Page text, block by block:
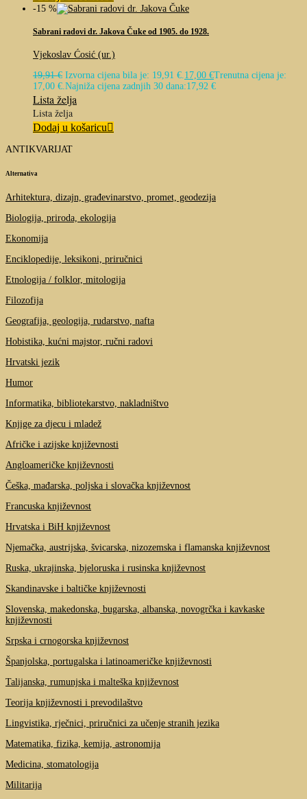
-15 %
Sabrani radovi dr. Jakova Čuke od 1905. do 1928.
Vjekoslav Ćosić (ur.)
19,91€ Izvorna cijena bila je: 19,91 €.17,00 €Trenutna cijena je:
17,00 €.Najniža cijena zadnjih 30 dana:17,92 €
Lista želja
Lista želja
Dodaj u košaricu
ANTIKVARIJAT
Alternativa
Arhitektura, dizajn, građevinarstvo, promet, geodezija
Biologija, priroda, ekologija
Ekonomija
Enciklopedije, leksikoni, priručnici
Etnologija / folklor, mitologija
Filozofija
Geografija, geologija, rudarstvo, nafta
Hobistika, kućni majstor, ručni radovi
Hrvatski jezik
Humor
Informatika, bibliotekarstvo, nakladništvo
Knjige za djecu i mladež
Afričke i azijske književnosti
Angloameričke književnosti
Češka, mađarska, poljska i slovačka književnost
Francuska književnost
Hrvatska i BiH književnost
Njemačka, austrijska, švicarska, nizozemska i flamanska književnost
Ruska, ukrajinska, bjeloruska i rusinska književnost
Skandinavske i baltičke književnosti
Slovenska, makedonska, bugarska, albanska, novogrčka i kavkaske
književnosti
Srpska i crnogorska književnost
Španjolska, portugalska i latinoameričke književnosti
Talijanska, rumunjska i malteška književnost
Teorija književnosti i prevodilaštvo
Lingvistika, rječnici, priručnici za učenje stranih jezika
Matematika, fizika, kemija, astronomija
Medicina, stomatologija
Militarija